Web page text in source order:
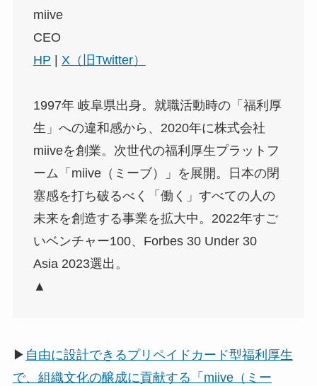
miive
CEO
HP | X（旧Twitter）
1997年 岐阜県出身。就職活動時の「福利厚
生」への違和感から、2020年に株式会社
miiveを創業。次世代の福利厚生プラットフ
ーム「miive（ミーブ）」を展開。日本の閉
塞感を打ち破るべく「働く」すべての人の
未来を創造する事業を拡大中。2022年すご
いベンチャー100、Forbes 30 Under 30
Asia 2023選出。
▲
▶ 自由に設計できるプリペイドカード型福利厚生
で、組織文化の醸成に貢献する「miive（ミー